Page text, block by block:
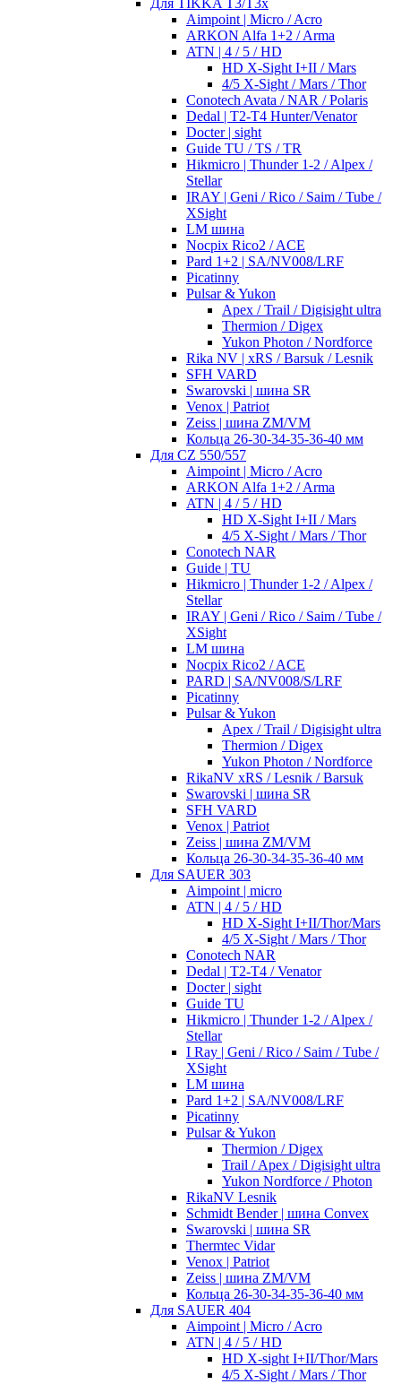
Для TIKKA T3/T3x
Aimpoint | Micro / Acro
ARKON Alfa 1+2 / Arma
ATN | 4 / 5 / HD
HD X-Sight I+II / Mars
4/5 X-Sight / Mars / Thor
Conotech Avata / NAR / Polaris
Dedal | T2-T4 Hunter/Venator
Docter | sight
Guide TU / TS / TR
Hikmicro | Thunder 1-2 / Alpex /
Stellar
IRAY | Geni / Rico / Saim / Tube /
XSight
LM шина
Nocpix Rico2 / ACE
Pard 1+2 | SA/NV008/LRF
Picatinny
Pulsar & Yukon
Apex / Trail / Digisight ultra
Thermion / Digex
Yukon Photon / Nordforce
Rika NV | xRS / Barsuk / Lesnik
SFH VARD
Swarovski | шина SR
Venox | Patriot
Zeiss | шина ZM/VM
Кольца 26-30-34-35-36-40 мм
Для CZ 550/557
Aimpoint | Micro / Acro
ARKON Alfa 1+2 / Arma
ATN | 4 / 5 / HD
HD X-Sight I+II / Mars
4/5 X-Sight / Mars / Thor
Conotech NAR
Guide | TU
Hikmicro | Thunder 1-2 / Alpex /
Stellar
IRAY | Geni / Rico / Saim / Tube /
XSight
LM шина
Nocpix Rico2 / ACE
PARD | SA/NV008/S/LRF
Picatinny
Pulsar & Yukon
Apex / Trail / Digisight ultra
Thermion / Digex
Yukon Photon / Nordforce
RikaNV xRS / Lesnik / Barsuk
Swarovski | шина SR
SFH VARD
Venox | Patriot
Zeiss | шина ZM/VM
Кольца 26-30-34-35-36-40 мм
Для SAUER 303
Aimpoint | micro
ATN | 4 / 5 / HD
HD X-Sight I+II/Thor/Mars
4/5 X-Sight / Mars / Thor
Conotech NAR
Dedal | T2-T4 / Venator
Docter | sight
Guide TU
Hikmicro | Thunder 1-2 / Alpex /
Stellar
I Ray | Geni / Rico / Saim / Tube /
XSight
LM шина
Pard 1+2 | SA/NV008/LRF
Picatinny
Pulsar & Yukon
Thermion / Digex
Trail / Apex / Digisight ultra
Yukon Nordforce / Photon
RikaNV Lesnik
Schmidt Bender | шина Convex
Swarovski | шина SR
Thermtec Vidar
Venox | Patriot
Zeiss | шина ZM/VM
Кольца 26-30-34-35-36-40 мм
Для SAUER 404
Aimpoint | Micro / Acro
ATN | 4 / 5 / HD
HD X-sight I+II/Thor/Mars
4/5 X-Sight / Mars / Thor